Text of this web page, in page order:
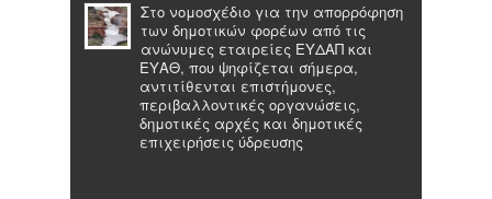
Στο νομοσχέδιο για την απορρόφηση
των δημοτικών φορέων από τις
ανώνυμες εταιρείες ΕΥΔΑΠ και
ΕΥΑΘ, που ψηφίζεται σήμερα,
αντιτίθενται επιστήμονες,
περιβαλλοντικές οργανώσεις,
δημοτικές αρχές και δημοτικές
επιχειρήσεις ύδρευσης